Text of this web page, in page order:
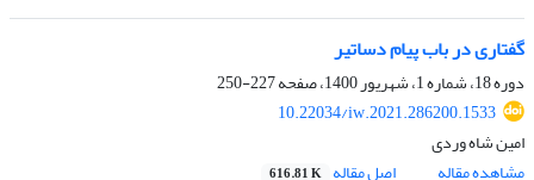
گفتاری در باب پیام دساتیر
دوره 18، شماره 1، شهریور 1400، صفحه
227-250
10.22034/iw.2021.286200.1533
امین شاه‌ وردی
مشاهده مقاله
اصل مقاله 616.81 K